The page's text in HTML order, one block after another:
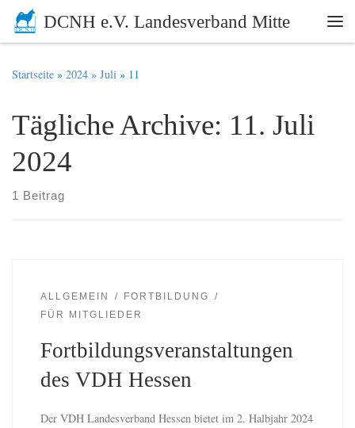
Zum Inhalt springen
DCNH e.V. Landesverband Mitte
Startseite » 2024 » Juli » 11
Tägliche Archive: 11. Juli
2024
1 Beitrag
ALLGEMEIN
FORTBILDUNG
FÜR MITGLIEDER
Fortbildungsveranstaltungen
des VDH Hessen
Der VDH Landesverband Hessen bietet im 2. Halbjahr 2024